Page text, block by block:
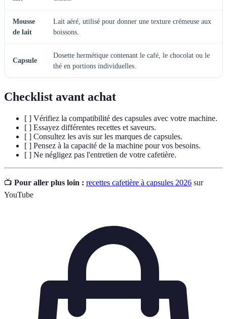
Mousse
de lait
Lait aéré, utilisé pour donner une texture crémeuse aux
boissons.
Capsule
Dosette hermétique contenant le café, le chocolat ou le
thé en portions individuelles.
Checklist avant achat
[ ] Vérifiez la compatibilité des capsules avec votre machine.
[ ] Essayez différentes recettes et saveurs.
[ ] Consultez les avis sur les marques de capsules.
[ ] Pensez à la capacité de la machine pour vos besoins.
[ ] Ne négligez pas l'entretien de votre cafetière.
📺 Pour aller plus loin : recettes cafetière à capsules 2026 sur
YouTube